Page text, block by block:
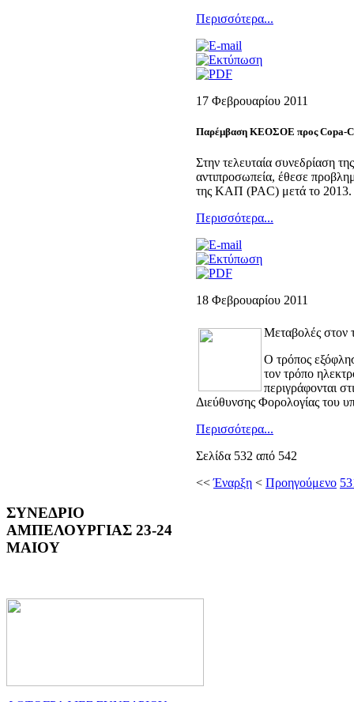
Περισσότερα...
17 Φεβρουαρίου 2011
Παρέμβαση ΚΕΟΣΟΕ προς Copa-
Στην τελευταία συνεδρίαση
αντιπροσωπεία, έθεσε
της ΚΑΠ (PAC) μετά το 2013.
Περισσότερα...
18 Φεβρουαρίου 2011
Μεταβολές στον
Ο τρόπος
τον τρόπο
περιγράφονται
Διεύθυνσης Φορολογίας του
Περισσότερα...
Σελίδα 532 από 542
<<Έναρξη < Προηγούμενο
ΣΥΝΕΔΡΙΟ
ΑΜΠΕΛΟΥΡΓΙΑΣ 23-24
ΜΑΙΟΥ